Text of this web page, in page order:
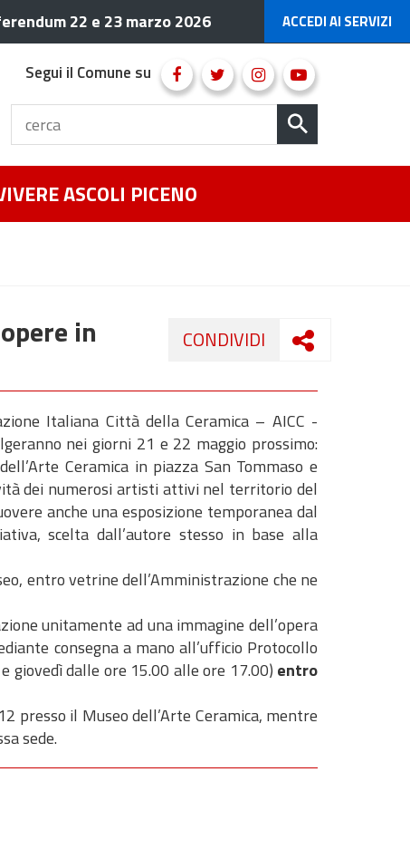
22 e 23 marzo 2026 ACCEDI AI SERVIZI
Segui il Comune su
ASCOLI PICENO
CONDIVIDI
in
Italiana Città della Ceramica – AICC -
nei giorni 21 e 22 maggio prossimo:
Ceramica in piazza San Tommaso e
dei numerosi artisti attivi nel territorio del
anche una esposizione temporanea dal
scelta dall’autore stesso in base alla
entro vetrine dell’Amministrazione che ne
unitamente ad una immagine dell’opera
consegna a mano all’ufficio Protocollo
giovedì dalle ore 15.00 alle ore 17.00) entro
presso il Museo dell’Arte Ceramica, mentre
sede.